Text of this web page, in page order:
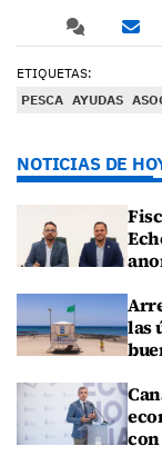
ETIQUETAS:
PESCA AYUDAS
NOTICIAS DE
las